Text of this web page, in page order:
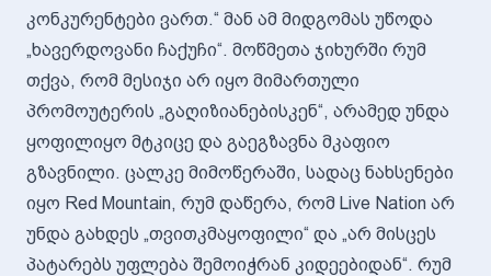
კონკურენტები ვართ.“ მან ამ მიდგომას უწოდა
„ხავერდოვანი ჩაქუჩი“. მოწმეთა ჯიხურში რუმ
თქვა, რომ მესიჯი არ იყო მიმართული
პრომოუტერის „გაღიზიანებისკენ“, არამედ უნდა
ყოფილიყო მტკიცე და გაეგზავნა მკაფიო
გზავნილი. ცალკე მიმოწერაში, სადაც ნახსენები
იყო Red Mountain, რუმ დაწერა, რომ Live Nation არ
უნდა გახდეს „თვითკმაყოფილი“ და „არ მისცეს
პატარებს უფლება შემოიჭრან კიდეებიდან“. რუმ